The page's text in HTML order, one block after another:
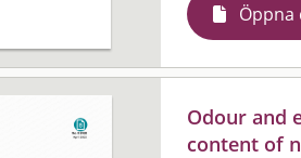
Odour and
content of